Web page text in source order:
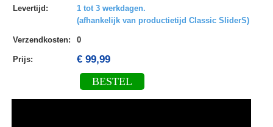
Levertijd :
1 tot 3 werkdagen.
(afhankelijk van productietijd Classic SliderS)
Verzendkosten: 0
Prijs: € 99,99
BESTEL